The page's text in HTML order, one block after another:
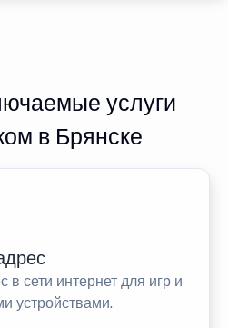
услуги
в Брянске
в сети интернет для игр и
устройствами.